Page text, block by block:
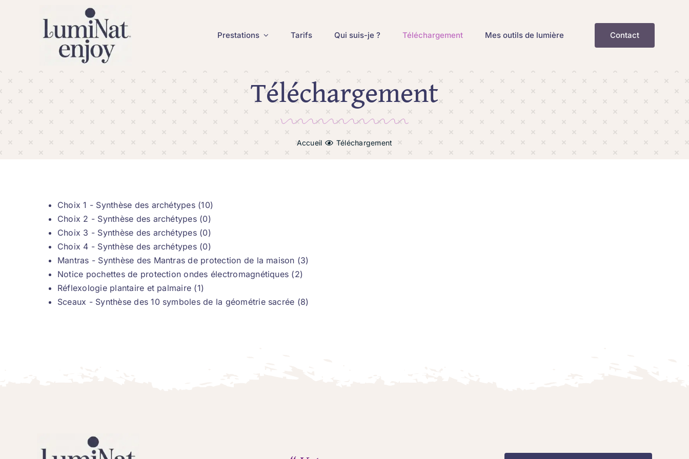
Prestations Tarifs Qui suis-je ? Téléchargement Mes outils de lumière Contact
Téléchargement
Accueil Téléchargement
Choix 1 - Synthèse des archétypes (10)
Choix 2 - Synthèse des archétypes (0)
Choix 3 - Synthèse des archétypes (0)
Choix 4 - Synthèse des archétypes (0)
Mantras - Synthèse des Mantras de protection de la maison (3)
Notice pochettes de protection ondes électromagnétiques (2)
Réflexologie plantaire et palmaire (1)
Sceaux - Synthèse des 10 symboles de la géométrie sacrée (8)